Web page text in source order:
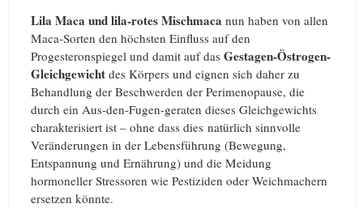
Lila Maca und lila-rotes Mischmaca nun haben von allen
Maca-Sorten den höchsten Einfluss auf den
Progesteronspiegel und damit auf das Gestagen-Östrogen-
Gleichgewicht des Körpers und eignen sich daher zu
Behandlung der Beschwerden der Perimenopause, die
durch ein Aus-den-Fugen-geraten dieses Gleichgewichts
charakterisiert ist – ohne dass dies natürlich sinnvolle
Veränderungen in der Lebensführung (Bewegung,
Entspannung und Ernährung) und die Meidung
hormoneller Stressoren wie Pestiziden oder Weichmachern
ersetzen könnte.